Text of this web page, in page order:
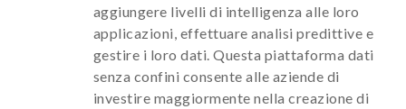
aggiungere livelli di intelligenza alle loro
applicazioni, effettuare analisi predittive e
gestire i loro dati. Questa piattaforma dati
senza confini consente alle aziende di
investire maggiormente nella creazione di